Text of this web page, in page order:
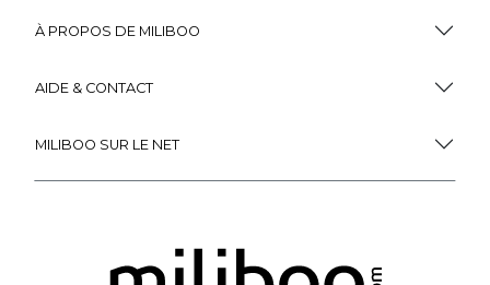
À PROPOS DE MILIBOO
AIDE & CONTACT
MILIBOO SUR LE NET